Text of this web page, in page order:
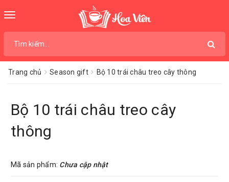
Toggle
Trang chủ Season gift Bộ 10 trái châu treo cây thông
Bộ 10 trái châu treo cây
thông
Mã sản phẩm: Chưa cập nhật